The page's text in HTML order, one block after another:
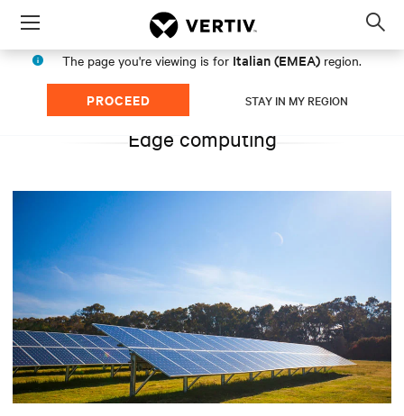
Menu
The page you're viewing is for Italian (EMEA) region.
PROCEED STAY IN MY REGION
Edge computing